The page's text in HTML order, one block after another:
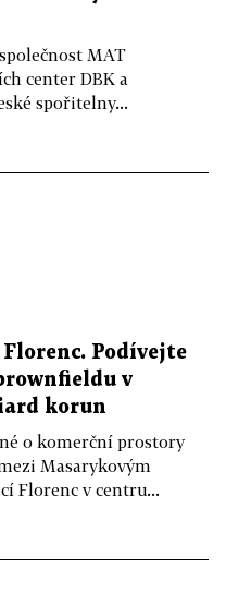
MAT
center DBK a
spořitelny...
Podívejte
v
korun
o komerční prostory
Masarykovým
Florenc v centru...